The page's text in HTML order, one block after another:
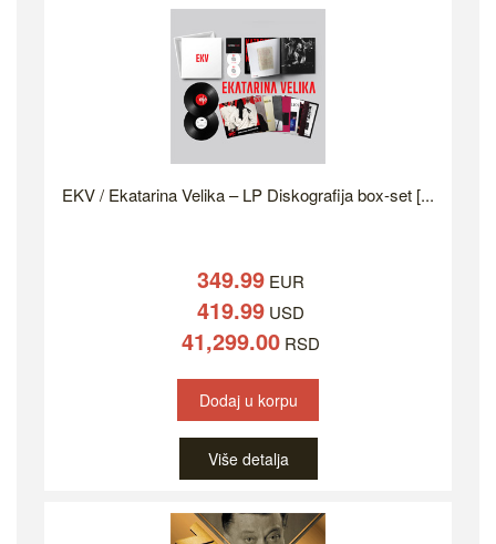
EKV / Ekatarina Velika – LP Diskografija box-set [...
349.99 EUR
419.99 USD
41,299.00 RSD
Dodaj u korpu
Više detalja